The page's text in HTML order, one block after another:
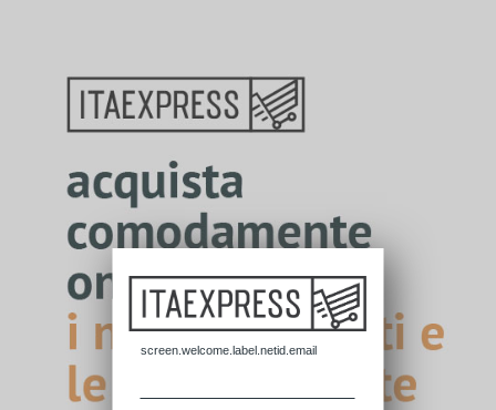
screen.welcome.label.netid.email